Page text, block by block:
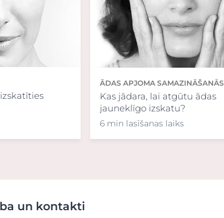
ĀDAS APJOMA SAMAZINĀŠANĀS
Kas jādara, lai atgūtu ādas
jauneklīgo izskatu?
6 min lasīšanas laiks
un kontakti